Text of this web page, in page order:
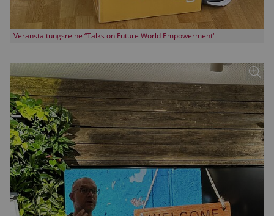
Veranstaltungsreihe “Talks on Future World Empowerment"